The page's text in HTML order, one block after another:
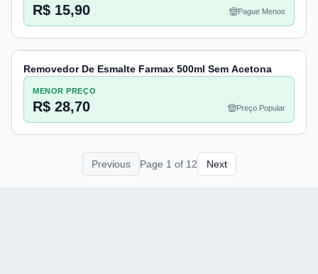
R$ 15,90 Pague Menos
Removedor De Esmalte Farmax 500ml Sem Acetona
MENOR PREÇO
R$ 28,70 Preço Popular
Previous Page 1 of 12 Next